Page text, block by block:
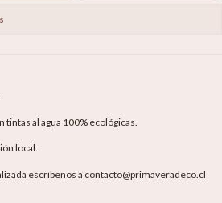
al agua 100% ecológicas.
local.
escríbenos a contacto@primaveradeco.cl